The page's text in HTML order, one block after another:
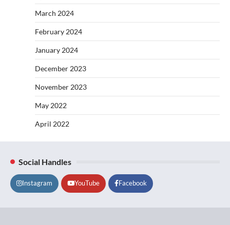
March 2024
February 2024
January 2024
December 2023
November 2023
May 2022
April 2022
Social Handles
Instagram YouTube Facebook